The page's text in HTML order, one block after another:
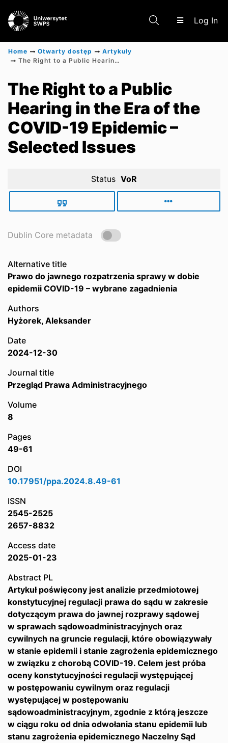
Log In
Scientific research results
Home Otwarty dostęp
Artykuły
The Right to a Public Hearing in the Era of the COVID-19 Epidemic – Selected Issues
The Right to a Public
Hearing in the Era of the
COVID-19 Epidemic –
Selected Issues
Status VoR
Dublin Core metadata
Alternative title
Prawo do jawnego rozpatrzenia sprawy w dobie
epidemii COVID-19 – wybrane zagadnienia
Authors
Hyżorek, Aleksander
Date
2024-12-30
Journal title
Przegląd Prawa Administracyjnego
Volume
8
Pages
49-61
DOI
10.17951/ppa.2024.8.49-61
ISSN
2545-2525
2657-8832
Access date
2025-01-23
Abstract PL
Artykuł poświęcony jest analizie przedmiotowej
konstytucyjnej regulacji prawa do sądu w zakresie
dotyczącym prawa do jawnej rozprawy sądowej
w sprawach sądowoadministracyjnych oraz
cywilnych na gruncie regulacji, które obowiązywały
w stanie epidemii i stanie zagrożenia epidemicznego
w związku z chorobą COVID-19. Celem jest próba
oceny konstytucyjności regulacji występującej
w postępowaniu cywilnym oraz regulacji
występującej w postępowaniu
sądowoadministracyjnym, zgodnie z którą jeszcze
w ciągu roku od dnia odwołania stanu epidemii lub
stanu zagrożenia epidemicznego Naczelny Sąd